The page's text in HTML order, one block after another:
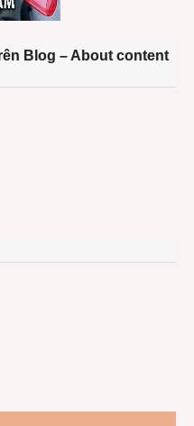
Blog – About content